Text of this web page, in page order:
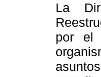
La
por el